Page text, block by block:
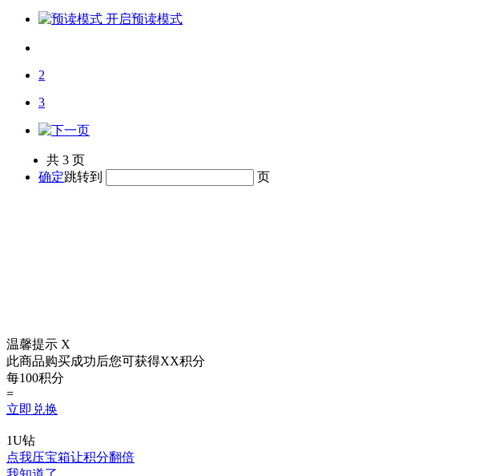
【8月25日前有效】【其他增幅券】+13 装备增幅券，
卖家信用：
990.00
990 免费兑换此商品
【8月19日前有效】【其他增幅券】+13 装备增幅券，
游戏区服：地下城与勇士
开启预读模式
2
3
共 3 页
确定跳转到 页
温馨提示 X
此商品购买成功后您可获得XX积分
每100积分
=
立即兑换
1U钻
点我压宝箱让积分翻倍